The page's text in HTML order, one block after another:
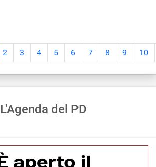
2 3 4 5 6 7 8 9 10
L'Agenda del PD